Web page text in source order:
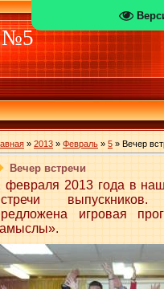
№5
» 2013 » Февраль » 5 » Вечер
Вечер встречи
февраля 2013 года в
игровая